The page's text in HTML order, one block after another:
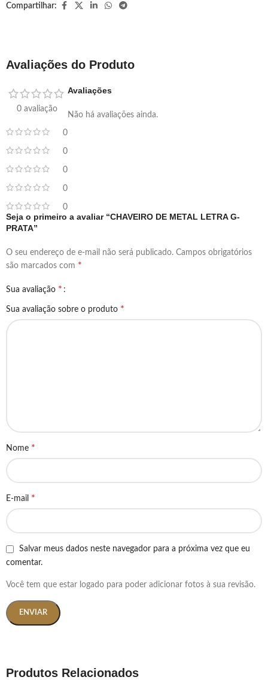
Compartilhar:
Avaliações do Produto
0 avaliação
0
0
0
0
0
Avaliações
Não há avaliações ainda.
Seja o primeiro a avaliar “CHAVEIRO DE METAL LETRA G-
PRATA”
O seu endereço de e-mail não será publicado. Campos obrigatórios
são marcados com *
Sua avaliação *
Sua avaliação sobre o produto *
Nome *
E-mail *
Salvar meus dados neste navegador para a próxima vez que eu
comentar.
Você tem que estar logado para poder adicionar fotos à sua revisão.
Produtos Relacionados